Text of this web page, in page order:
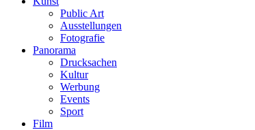
Public Art
Ausstellungen
Fotografie
Panorama
Drucksachen
Kultur
Werbung
Events
Sport
Film